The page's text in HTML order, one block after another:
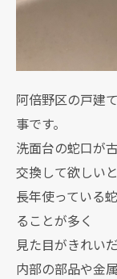
阿倍野区の戸建
事です。
洗面台の蛇口が
交換して欲しい
長年使っている
ることが多く
見た目がきれい
内部の部品や金